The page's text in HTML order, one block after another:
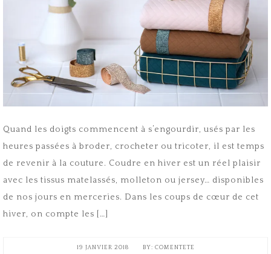
Quand les doigts commencent à s’engourdir, usés par les
heures passées à broder, crocheter ou tricoter, il est temps
de revenir à la couture. Coudre en hiver est un réel plaisir
avec les tissus matelassés, molleton ou jersey… disponibles
de nos jours en merceries. Dans les coups de cœur de cet
hiver, on compte les […]
19 JANVIER 2018 COMENTETE